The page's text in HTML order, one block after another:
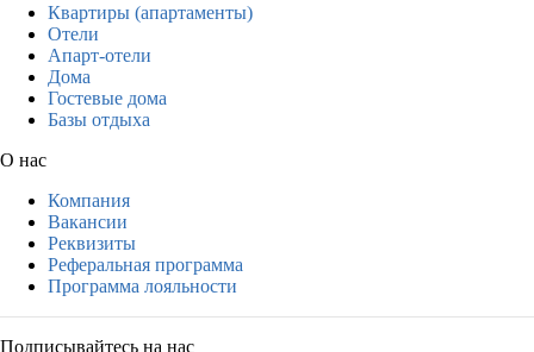
Квартиры (апартаменты)
Отели
Апарт-отели
Дома
Гостевые дома
Базы отдыха
О нас
Компания
Вакансии
Реквизиты
Реферальная программа
Программа лояльности
Подписывайтесь на нас